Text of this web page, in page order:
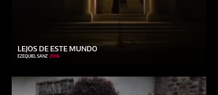
LEJOS DE ESTE MUNDO
EZEQUIEL SANZ 2016